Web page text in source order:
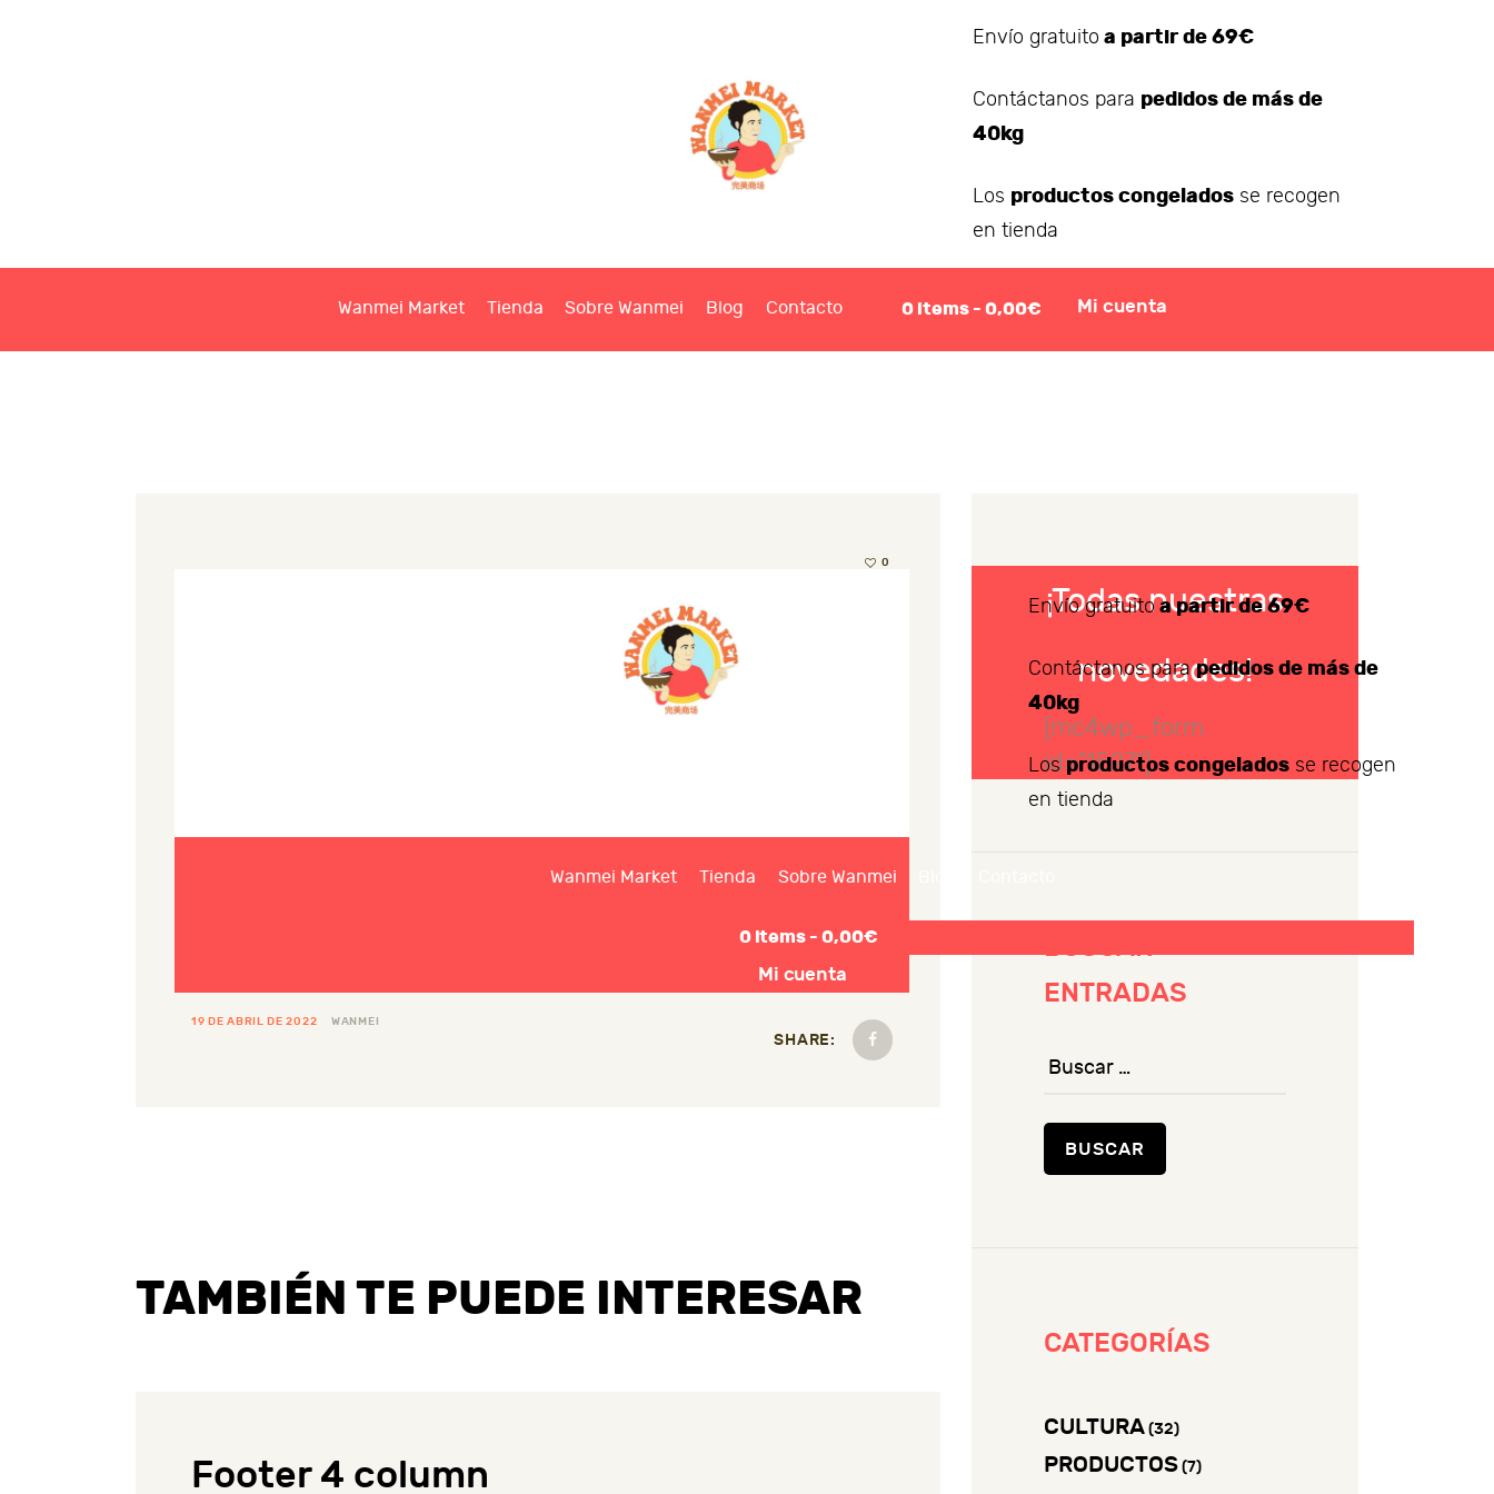
Envío gratuito a partir de 69€
Contáctanos para pedidos de más de
40kg
Los productos congeladosse recogen
en tienda
Wanmei Market Tienda Sobre Wanmei Blog Contacto 0 items - 0,00€ Mi cuenta
SOBRE WANMEI
BLOG
CONTACTO
0
Envío gratuitoa partir de 69€
Contáctanos parapedidos de más de
40kg
Losproductos congeladosse recogen
en tienda
Wanmei Market Tienda Sobre Wanmei
0 items -0,00€
Mi cuenta
19 DE ABRIL DE 2022 WANMEI
SHARE:
TAMBIÉN TE PUEDE INTERESAR
Footer 4 column
¡Todas nuestras
novedades!
[mc4wp_form
id="1527"]
BUSCAR
ENTRADAS
Buscar:
CATEGORÍAS
CULTURA(32)
PRODUCTOS(7)